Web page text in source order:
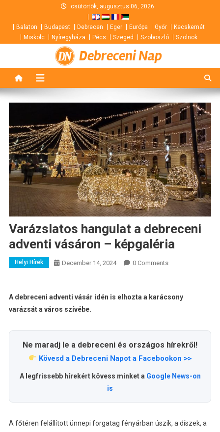
content
csütörtök, augusztus 06, 2026
Balaton Budapest Debrecen Eger Európa Győr
Kecskemét
Miskolc
Nyíregyháza Pécs Szeged Szoboszló Szolnok
Debreceni Nap
Varázslatos hangulat a debreceni
adventi vásáron – képgaléria
Helyi Hírek December 14, 2024 0 Comments
A debreceni adventi vásár idén is elhozta a karácsony
varázsát a város szívébe.
Ne maradj le a debreceni és országos hírekről!
Kövesd a Debreceni Napot a Facebookon >>
A legfrissebb hírekért kövess minket a Google News-on
is
A főtéren felállított ünnepi forgatag fényárban úszik, a díszek, a